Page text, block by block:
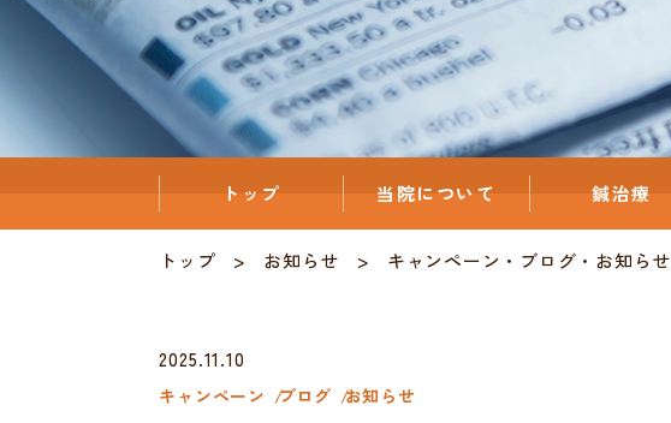
トップ 当院について 鍼治療
トップ お知らせ キャンペーン ・ ブログ ・ お知らせ
キャンペーン ブログ お知らせ
2025.11.10